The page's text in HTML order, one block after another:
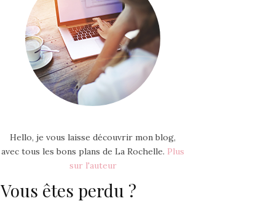
Hello, je vous laisse découvrir mon blog,
avec tous les bons plans de La Rochelle. Plus
sur l'auteur
Vous êtes perdu ?